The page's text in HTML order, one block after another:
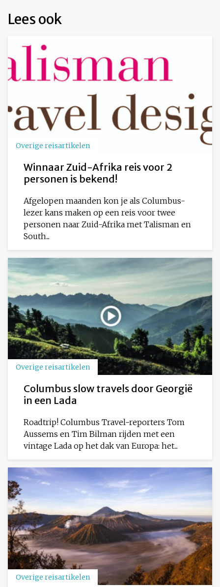
Lees ook
Overige reisartikelen
Winnaar Zuid-Afrika reis voor 2
personen is bekend!
Afgelopen maanden kon je als Columbus-
lezer kans maken op een reis voor twee
personen naar Zuid-Afrika met Talisman en
South...
Overige reisartikelen
Columbus slow travels door Georgië
in een Lada
Roadtrip! Columbus Travel-reporters Tom
Aussems en Tim Bilman rijden met een
vintage Lada op het dak van Europa: het...
Overige reisartikelen